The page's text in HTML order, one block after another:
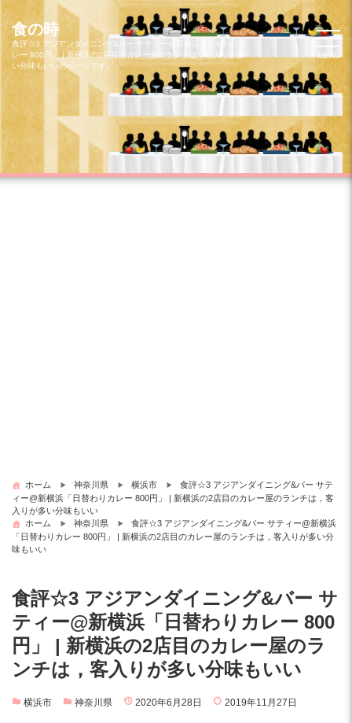
コ
ツ
キ
ッ
食の時
食評☆3 アジアンダイニング&バー サティー@新横浜「日替わりカ
レー 800円」 | 新横浜の2店目のカレー屋のランチは，客入りが多
い分味もいいのページです。
MENU
ホーム 神奈川県 横浜市
食評☆3 アジアンダイニング&バー サテ
ィー@新横浜「日替わりカレー 800円」 | 新横浜の2店目のカレー屋のランチは，客
入りが多い分味もいい
ホーム
神奈川県
食評☆3 アジアンダイニング&バー サティー@新横浜
「日替わりカレー 800円」 | 新横浜の2店目のカレー屋のランチは，客入りが多い分
味もいい
食評☆3 アジアンダイニング&バー サ
ティー@新横浜「日替わりカレー 800
円」 | 新横浜の2店目のカレー屋のラ
ンチは，客入りが多い分味もいい
横浜市 神奈川県 2020年6月28日 2019年11月27日